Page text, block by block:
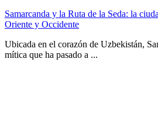
Samarcanda y la Ruta de la Seda: la
Oriente y Occidente
Ubicada en el corazón de Uzbekistán,
mítica que ha pasado a ...